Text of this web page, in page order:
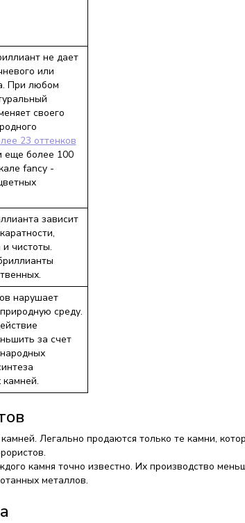
не дает
или
При любом
своего
23 оттенков
еще более 100
fancy -
зависит
и чистоты.
нарушает
среду.
за счет
камней.
Легально продаются только те камни,
камня точно известно. Их производство
металлов.